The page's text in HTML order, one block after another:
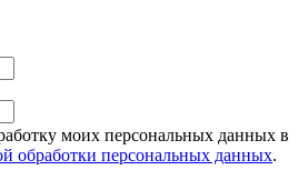
моих персональных данных в
обработки персональных данных.